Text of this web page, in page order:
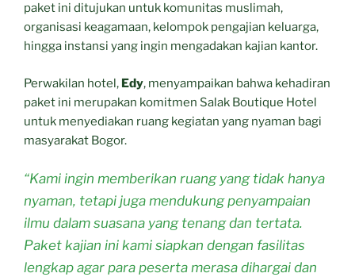
paket ini ditujukan untuk komunitas muslimah,
organisasi keagamaan, kelompok pengajian keluarga,
hingga instansi yang ingin mengadakan kajian kantor.
Perwakilan hotel, Edy, menyampaikan bahwa kehadiran
paket ini merupakan komitmen Salak Boutique Hotel
untuk menyediakan ruang kegiatan yang nyaman bagi
masyarakat Bogor.
“Kami ingin memberikan ruang yang tidak hanya
nyaman, tetapi juga mendukung penyampaian
ilmu dalam suasana yang tenang dan tertata.
Paket kajian ini kami siapkan dengan fasilitas
lengkap agar para peserta merasa dihargai dan